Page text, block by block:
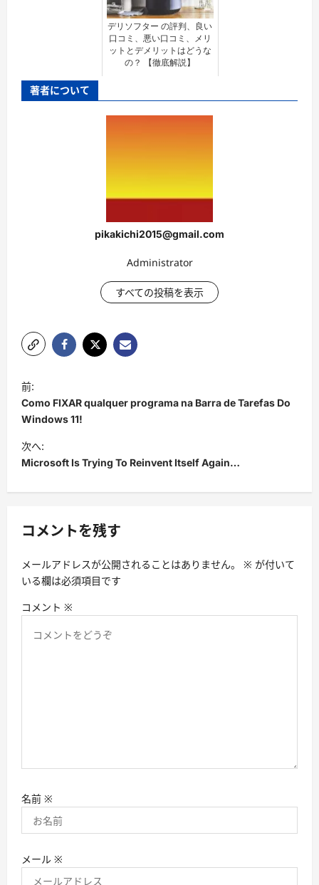
デリソフター の評判、良い
口コミ、悪い口コミ、メリ
ットとデメリットはどうな
の？ 【徹底解説】
著者について
pikakichi2015@gmail.com
Administrator
すべての投稿を表示
投
稿
ナ
ビ
ゲ
ー
ョ
前:
Como FIXAR qualquer programa na Barra de Tarefas Do
Windows 11!
次へ:
Microsoft Is Trying To Reinvent Itself Again…
コメントを残す
メールアドレスが公開されることはありません。 ※ が付いて
いる欄は必須項目です
コメント ※
名前 ※
メール ※